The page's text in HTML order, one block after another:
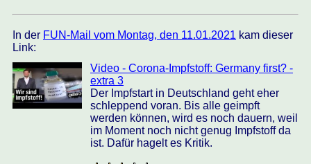
In der FUN-Mail vom Montag, den 11.01.2021 kam dieser
Link:
Video - Corona-Impfstoff: Germany first? -
extra 3
Der Impfstart in Deutschland geht eher
schleppend voran. Bis alle geimpft
werden können, wird es noch dauern, weil
im Moment noch nicht genug Impfstoff da
ist. Dafür hagelt es Kritik.